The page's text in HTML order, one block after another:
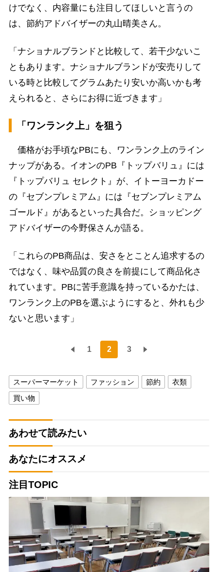
けでなく、内容量にも注目してほしいと言うの
は、節約アドバイザーの丸山晴美さん。
「ナショナルブランドと比較して、若干少ないこ
ともあります。ナショナルブランドが安売りして
いる時と比較してグラムあたり安いか高いかも考
えられると、さらにお得に近づきます」
「ワンランク上」を狙う
価格がお手頃なPBにも、ワンランク上のライン
ナップがある。イオンのPB『トップバリュ』には
『トップバリュ セレクト』が、イトーヨーカドー
の『セブンプレミアム』には『セブンプレミアム
ゴールド』があるといった具合だ。ショッピング
アドバイザーの今野保さんが語る。
「これらのPB商品は、安さをとことん追求するの
ではなく、味や品質の良さを前提にして商品化さ
れています。PBに苦手意識を持っているかたは、
ワンランク上のPBを選ぶようにすると、外れも少
ないと思います」
1 2 3
スーパーマーケット ファッション 節約
衣類
買い物
あわせて読みたい
あなたにオススメ
注目TOPIC